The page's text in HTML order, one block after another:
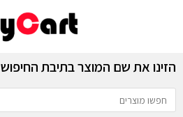
הזינו את שם המוצר בתיבת החיפוש